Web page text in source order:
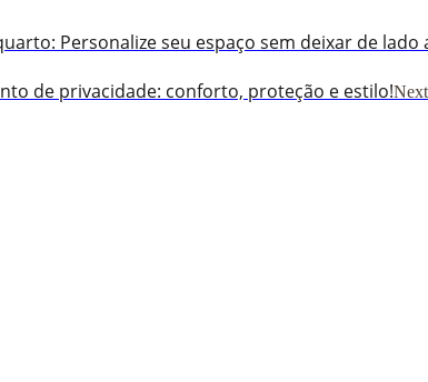
Personalize seu espaço sem deixar de lado
de privacidade: conforto, proteção e estilo!Next